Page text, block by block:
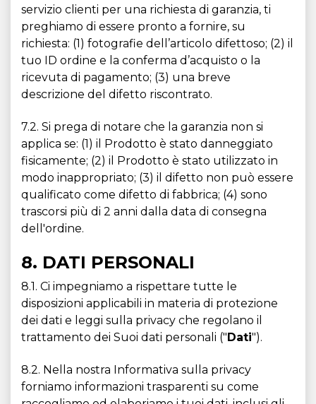
servizio clienti per una richiesta di garanzia, ti
preghiamo di essere pronto a fornire, su
richiesta: (1) fotografie dell’articolo difettoso; (2) il
tuo ID ordine e la conferma d’acquisto o la
ricevuta di pagamento; (3) una breve
descrizione del difetto riscontrato.
7.2. Si prega di notare che la garanzia non si
applica se: (1) il Prodotto è stato danneggiato
fisicamente; (2) il Prodotto è stato utilizzato in
modo inappropriato; (3) il difetto non può essere
qualificato come difetto di fabbrica; (4) sono
trascorsi più di 2 anni dalla data di consegna
dell'ordine.
8. DATI PERSONALI
8.1. Ci impegniamo a rispettare tutte le
disposizioni applicabili in materia di protezione
dei dati e leggi sulla privacy che regolano il
trattamento dei Suoi dati personali ("Dati").
8.2. Nella nostra Informativa sulla privacy
forniamo informazioni trasparenti su come